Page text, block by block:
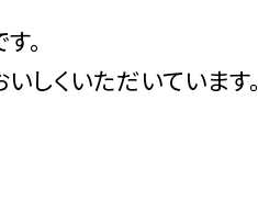
。
しくいただいています。